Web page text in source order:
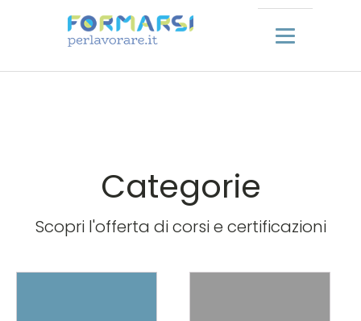
Categorie
Scopri l'offerta di corsi e certificazioni